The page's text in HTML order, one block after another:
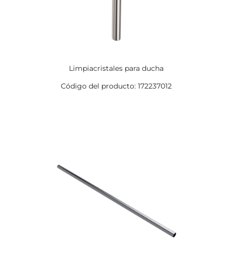
Limpiacristales para ducha
Código del producto: 172237012